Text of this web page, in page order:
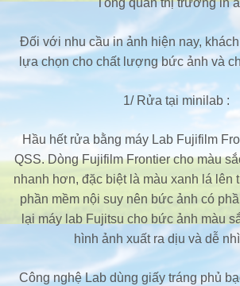
Tổng quan thị trường in
Đối với nhu cầu in ảnh hiện nay,
lựa chọn cho chất lượng bức ảnh và
1/ Rửa tại minilab :
Hầu hết rửa bằng máy Lab Fujifilm
QSS. Dòng Fujifilm Frontier cho màu
nhanh hơn, đặc biệt là màu xanh lá lên
phần mềm nội suy nên bức ảnh có
lại máy lab Fujitsu cho bức ảnh màu
hình ảnh xuất ra dịu và dễ
Công nghệ Lab dùng giấy tráng phủ